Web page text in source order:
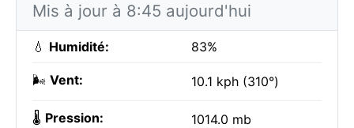
Mis à jour à 8:45 aujourd'hui
💧 Humidité: 83%
🌬️ Vent: 10.1 kph (310°)
🌡️ Pression: 1014.0 mb